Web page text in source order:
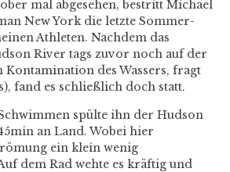
mal abgesehen, bestritt Michael
New York die letzte Sommer-
Athleten. Nachdem das
River tags zuvor noch auf der
Kontamination des Wassers, fragt
fand es schließlich doch statt.
spülte ihn der Hudson
an Land. Wobei hier
ein klein wenig
dem Rad wehte es kräftig und